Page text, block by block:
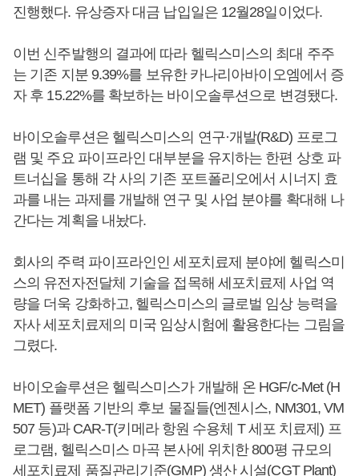
진행했다. 유상증자 대금 납입일은 12월28일이었다.
이번 신주발행의 결과에 따라 헬릭스미스의 최대 주주
는 기존 지분 9.39%를 보유한 카나리아바이오엠에서 증
자 후 15.22%를 확보하는 바이오솔루션으로 변경됐다.
바이오솔루션은 헬릭스미스의 연구·개발(R&D) 프로그
램 및 주요 파이프라인 대부분을 유지하는 한편 상호 파
트너십을 통해 각 사의 기존 포트폴리오에서 시너지 효
과를 내는 과제를 개발해 연구 및 사업 분야를 확대해 나
간다는 계획을 내놨다.
회사의 주력 파이프라인인 세포치료제 분야에 헬릭스미
스의 유전자전달체 기술을 접목해 세포치료제 사업 역
량을 더욱 강화하고, 헬릭스미스의 글로벌 임상 능력을
자사 세포치료제의 미국 임상시험에 활용한다는 그림을
그렸다.
바이오솔루션은 헬릭스미스가 개발해 온 HGF/c-Met (H
MET) 플랫폼 기반의 후보 물질들(엔젠시스, NM301, VM
507 등)과 CAR-T(키메라 항원 수용체 T 세포 치료제) 프
로그램, 헬릭스미스 마곡 본사에 위치한 800평 규모의
세포치료제 품질관리기준(GMP) 생산 시설(CGT Plant)